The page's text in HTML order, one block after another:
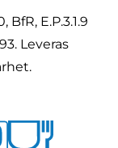
BfR, E.P.3.1.9
Leveras